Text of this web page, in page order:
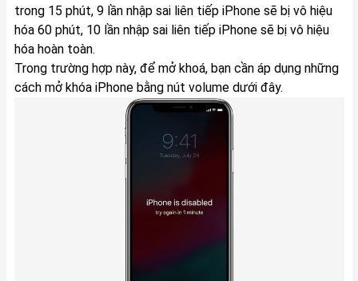
trong 15 phút, 9 lần nhập sai liên tiếp iPhone sẽ bị vô hiệu
hóa 60 phút, 10 lần nhập sai liên tiếp iPhone sẽ bị vô hiệu
hóa hoàn toàn.
Trong trường hợp này, để mở khoá, bạn cần áp dụng những
cách mở khóa iPhone bằng nút volume dưới đây.